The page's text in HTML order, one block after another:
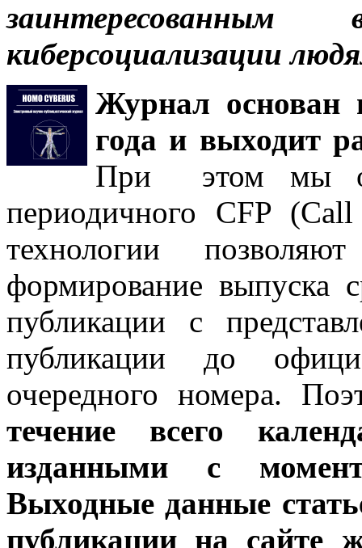
киберсоциализации
Журнал основан
года и выходит
При этом мы
периодичного CFP
технологии
формирование выпуска
публикации с
публикации до
очередного номера.
течение всего
изданными с
Выходные данные
публикации на сайте